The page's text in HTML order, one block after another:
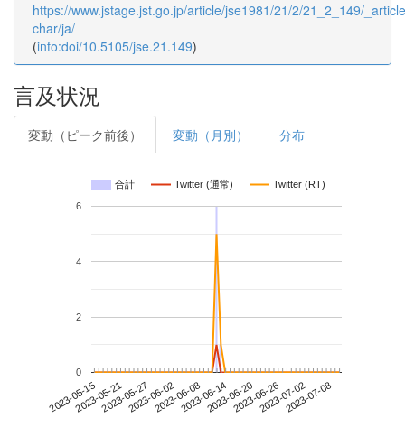
https://www.jstage.jst.go.jp/article/jse1981/21/2/21_2_149/
char/ja/
(info:doi/10.5105/jse.21.149)
言及状況
変動（ピーク前後） 変動（月別） 分布
合計 Twitter (通常) Twitter (RT)
2023-05-152023-05-212023-05-272023-06-022023-06-082023-06-142023-06-202023-06-262023-07-022023-07-08
0
2
4
6